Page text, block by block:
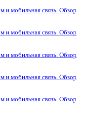
и мобильная связь. Обзор
и мобильная связь. Обзор
и мобильная связь. Обзор
и мобильная связь. Обзор
и мобильная связь. Обзор